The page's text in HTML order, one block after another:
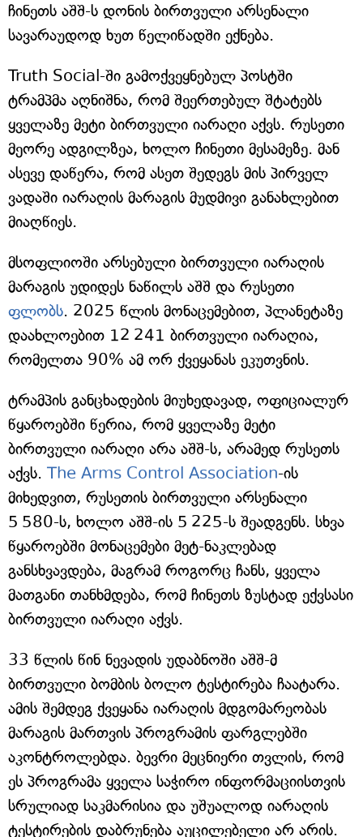
ჩინეთს აშშ-ს დონის ბირთვული არსენალი
სავარაუდოდ ხუთ წელიწადში ექნება.
Truth Social-ში გამოქვეყნებულ პოსტში
ტრამპმა აღნიშნა, რომ შეერთებულ შტატებს
ყველაზე მეტი ბირთვული იარაღი აქვს. რუსეთი
მეორე ადგილზეა, ხოლო ჩინეთი მესამეზე. მან
ასევე დაწერა, რომ ასეთ შედეგს მის პირველ
ვადაში იარაღის მარაგის მუდმივი განახლებით
მიაღწიეს.
მსოფლიოში არსებული ბირთვული იარაღის
მარაგის უდიდეს ნაწილს აშშ და რუსეთი
ფლობს. 2025 წლის მონაცემებით, პლანეტაზე
დაახლოებით 12 241 ბირთვული იარაღია,
რომელთა 90% ამ ორ ქვეყანას ეკუთვნის.
ტრამპის განცხადების მიუხედავად, ოფიციალურ
წყაროებში წერია, რომ ყველაზე მეტი
ბირთვული იარაღი არა აშშ-ს, არამედ რუსეთს
აქვს. The Arms Control Association-ის
მიხედვით, რუსეთის ბირთვული არსენალი
5 580-ს, ხოლო აშშ-ის 5 225-ს შეადგენს. სხვა
წყაროებში მონაცემები მეტ-ნაკლებად
განსხვავდება, მაგრამ როგორც ჩანს, ყველა
მათგანი თანხმდება, რომ ჩინეთს ზუსტად ექვსასი
ბირთვული იარაღი აქვს.
33 წლის წინ ნევადის უდაბნოში აშშ-მ
ბირთვული ბომბის ბოლო ტესტირება ჩაატარა.
ამის შემდეგ ქვეყანა იარაღის მდგომარეობას
მარაგის მართვის პროგრამის ფარგლებში
აკონტროლებდა. ბევრი მეცნიერი თვლის, რომ
ეს პროგრამა ყველა საჭირო ინფორმაციისთვის
სრულიად საკმარისია და უშუალოდ იარაღის
ტესტირების დაბრუნება აუცილებელი არ არის.